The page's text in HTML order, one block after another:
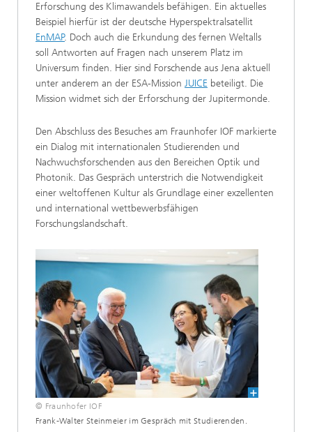
Erforschung des Klimawandels befähigen. Ein aktuelles
Beispiel hierfür ist der deutsche Hyperspektralsatellit
EnMAP. Doch auch die Erkundung des fernen Weltalls
soll Antworten auf Fragen nach unserem Platz im
Universum finden. Hier sind Forschende aus Jena aktuell
unter anderem an der ESA-Mission JUICE beteiligt. Die
Mission widmet sich der Erforschung der Jupitermonde.
Den Abschluss des Besuches am Fraunhofer IOF markierte
ein Dialog mit internationalen Studierenden und
Nachwuchsforschenden aus den Bereichen Optik und
Photonik. Das Gespräch unterstrich die Notwendigkeit
einer weltoffenen Kultur als Grundlage einer exzellenten
und international wettbewerbsfähigen
Forschungslandschaft.
© Fraunhofer IOF
Frank-Walter Steinmeier im Gespräch mit Studierenden.